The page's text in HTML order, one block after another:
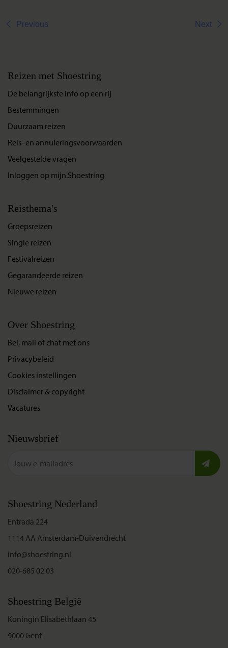
Previous Next
Reizen met Shoestring
De belangrijkste info op een rij
Bestemmingen
Duurzaam reizen
Reis- en annuleringsvoorwaarden
Veelgestelde vragen
Inloggen op mijn.Shoestring
Reisthema's
Groepsreizen
Single reizen
Festivalreizen
Gegarandeerde reizen
Nieuwe reizen
Over Shoestring
Bel, mail of chat met ons
Privacybeleid
Cookies instellingen
Disclaimer & copyright
Vacatures
Nieuwsbrief
Shoestring Nederland
Entrada 224
1114 AA Amsterdam-Duivendrecht
info@shoestring.nl
020-685 02 03
Shoestring België
Koningin Elisabethlaan 45
9000 Gent